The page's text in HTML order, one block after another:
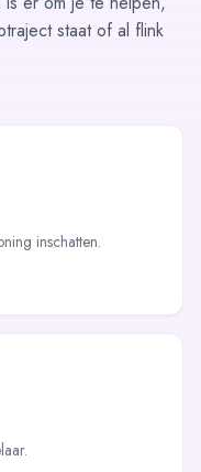
staat of al flink
inschatten.